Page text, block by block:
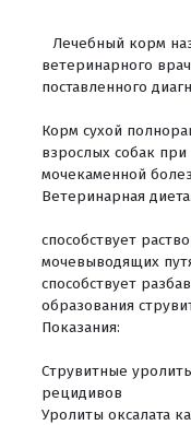
Лечебный корм
ветеринарного
поставленного
Корм сухой
взрослых собак
мочекаменной
Ветеринарная диета.
способствует
мочевыводящих
способствует
образования
Показания:
Струвитные
рецидивов
Уролиты оксалата